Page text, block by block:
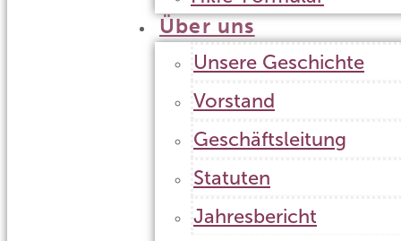
Über uns
Unsere Geschichte
Vorstand
Geschäftsleitung
Statuten
Jahresbericht